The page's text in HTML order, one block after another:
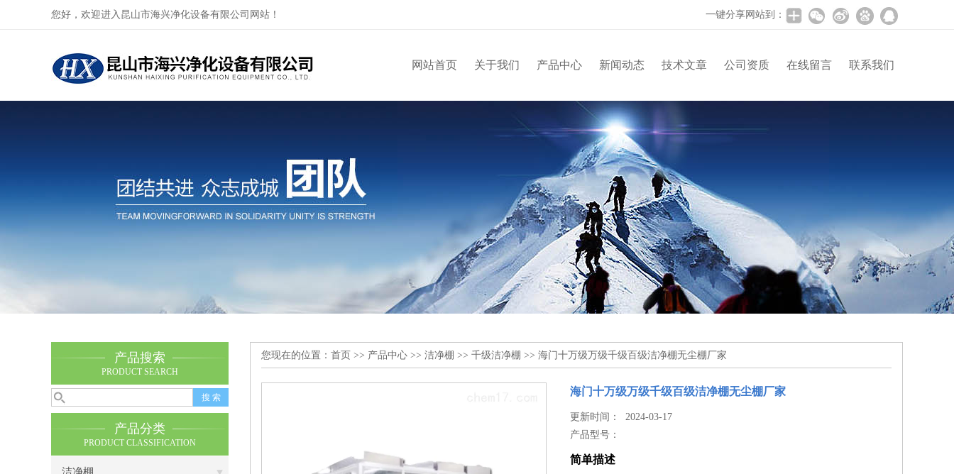
您好，欢迎进入昆山市海兴净化设备有限公司网站！ 一键分享网站到：
网站首页 关于我们 产品中心 新闻动态 技术文章 公司资质 在线留言 联系我们
产品搜索
PRODUCT SEARCH
产品分类
PRODUCT CLASSIFICATION
您现在的位置： 首页 >> 产品中心 >> 洁净棚 >> 千级洁净棚 >> 海门十万级万级千级百级洁净棚无尘棚厂家
海门十万级万级千级百级洁净棚无尘棚厂家
更新时间： 2024-03-17
产品型号：
简单描述